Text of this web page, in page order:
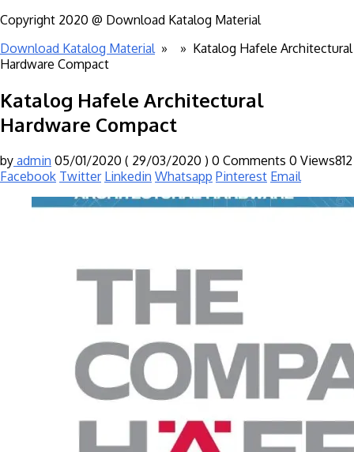
Copyright 2020 @ Download Katalog Material
Download Katalog Material» » Katalog Hafele Architectural
Hardware Compact
Katalog Hafele Architectural
Hardware Compact
by admin 05/01/2020 ( 29/03/2020 ) 0 Comments 0 Views812
Facebook Twitter Linkedin Whatsapp Pinterest Email